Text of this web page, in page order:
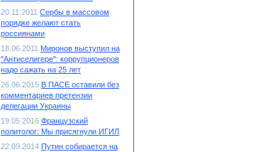
20.11.2011 Сербы в массовом
порядке желают стать
россиянами
18.06.2011 Миронов выступил на
"Антиселигере": коррупционеров
надо сажать на 25 лет
26.06.2015 В ПАСЕ оставили без
комментариев претензии
делегации Украины
19.05.2016 Французский
политолог: Мы присягнули ИГИЛ
22.09.2014 Путин собирается на